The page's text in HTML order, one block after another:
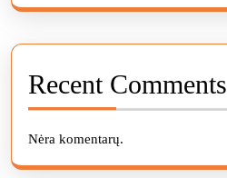
Recent Comments
Nėra komentarų.